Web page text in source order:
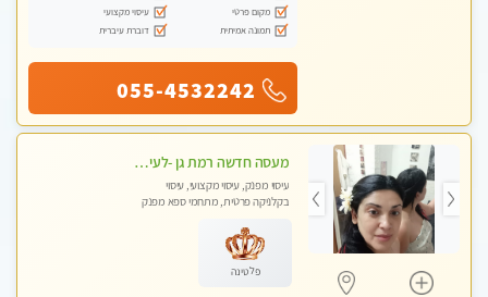
מקום פרטי
עיסוי מקצועי
תמונה אמיתית
דוברת עיברית
055-4532242
מעסה חדשה רמת גן -לעיסוי מיוחד ואיכותי מקום פרטי ואינטימי ושקט מומלץ לחלוטין!!
עיסוי מפנק, עיסוי מקצועי, עיסוי
בקלניקה פרטית, מתחמי ספא מפנק
פלטינה